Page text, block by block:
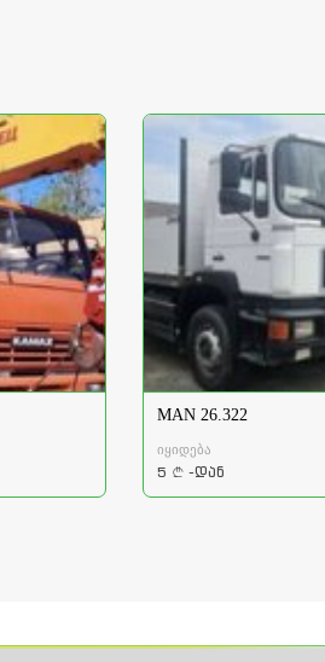
MAN 26.322
იყიდება
5 a -დან